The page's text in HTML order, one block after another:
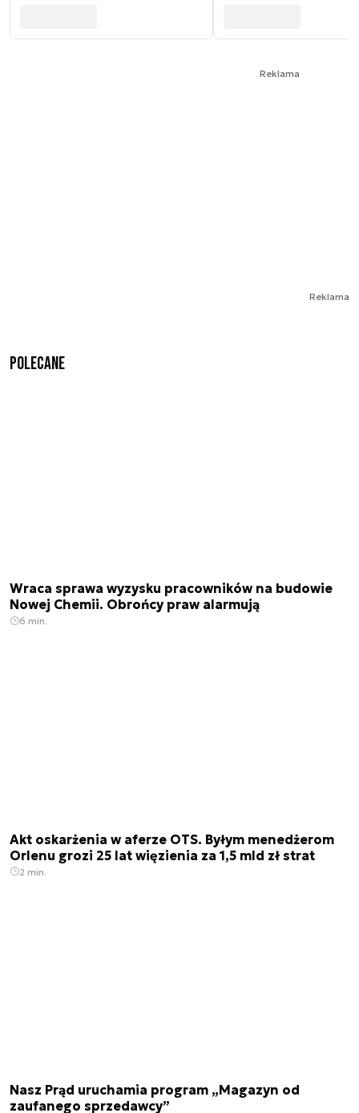
Reklama
Reklama
Polecane
Wraca sprawa wyzysku pracowników na budowie
Nowej Chemii. Obrońcy praw alarmują
6 min.
Akt oskarżenia w aferze OTS. Byłym menedżerom
Orlenu grozi 25 lat więzienia za 1,5 mld zł strat
2 min.
Nasz Prąd uruchamia program „Magazyn od
zaufanego sprzedawcy”